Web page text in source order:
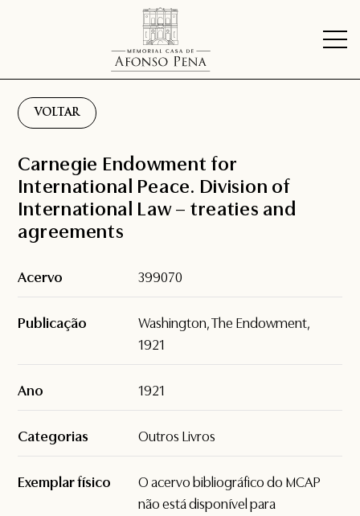
VOLTAR
Carnegie Endowment for
International Peace. Division of
International Law – treaties and
agreements
Acervo 399070
Publicação
Washington, The Endowment,
1921
Ano 1921
Categorias Outros Livros
Exemplar físico
O acervo bibliográfico do MCAP
não está disponível para